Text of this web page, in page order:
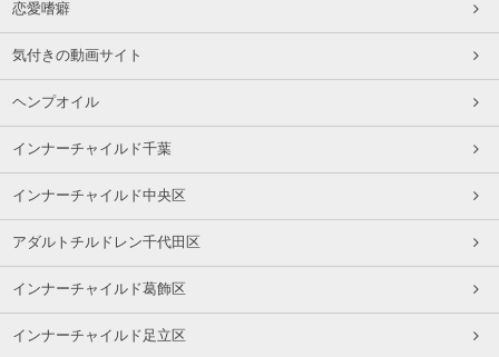
恋愛嗜癖
気付きの動画サイト
ヘンプオイル
インナーチャイルド千葉
インナーチャイルド中央区
アダルトチルドレン千代田区
インナーチャイルド葛飾区
インナーチャイルド足立区